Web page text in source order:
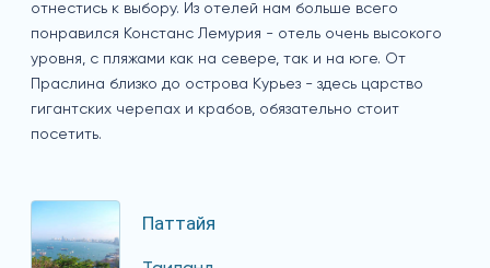
отнестись к выбору. Из отелей нам больше всего
понравился Констанс Лемурия - отель очень высокого
уровня, с пляжами как на севере, так и на юге. От
Праслина близко до острова Курьез - здесь царство
гигантских черепах и крабов, обязательно стоит
посетить.
Паттайя